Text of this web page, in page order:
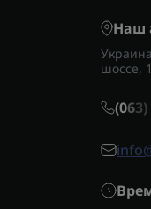
Наш
шоссе, 1
(063)